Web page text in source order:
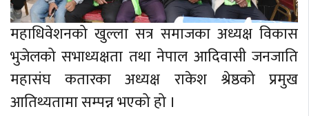
महाधिवेशनको खुल्ला सत्र समाजका अध्यक्ष विकास
भुजेलको सभाध्यक्षता तथा नेपाल आदिवासी जनजाति
महासंघ कतारका अध्यक्ष राकेश श्रेष्ठको प्रमुख
आतिथ्यतामा सम्पन्न भएको हो ।